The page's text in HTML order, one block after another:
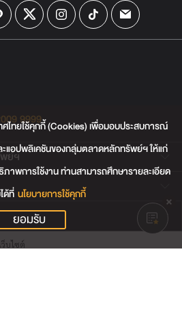
9999
ย์ฯ
ว็บไซต์
ไทยใช้คุกกี้ (Cookies) เพื่อมอบประสบการณ์
ะแอปพลิเคชันของกลุ่มตลาดหลักทรัพย์ฯ ให้แก่
าพการใช้งาน ท่านสามารถศึกษารายละเอียด
ด้ที่ นโยบายการใช้คุกกี้
ยอมรับ